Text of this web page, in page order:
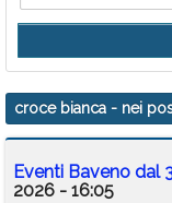
Eventi
Info Utili
Rubriche
Calendario
Annunci
croce bianca - nei
Eventi Baveno dal
2026 - 16:05